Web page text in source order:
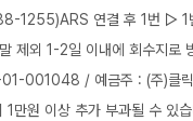
1255)ARS 연결 후 1번 ▷
제외 1-2일 이내에 회수지로
001048 / 예금주 : (주)클릭
1만원 이상 추가 부과될 수